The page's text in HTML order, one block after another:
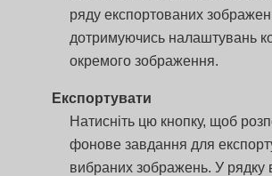
ряду експортованих
дотримуючись налаштувань
окремого зображення.
Експортувати
Натисніть цю кнопку, щоб
фонове завдання для
вибраних зображень. У рядку